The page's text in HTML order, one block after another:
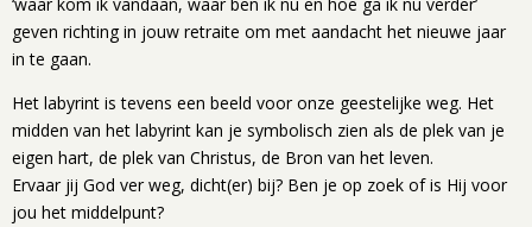
geven richting in jouw retraite om met aandacht het nieuwe jaar
in te gaan.
Het labyrint is tevens een beeld voor onze geestelijke weg. Het
midden van het labyrint kan je symbolisch zien als de plek van je
eigen hart, de plek van Christus, de Bron van het leven.
Ervaar jij God ver weg, dicht(er) bij? Ben je op zoek of is Hij voor
jou het middelpunt?